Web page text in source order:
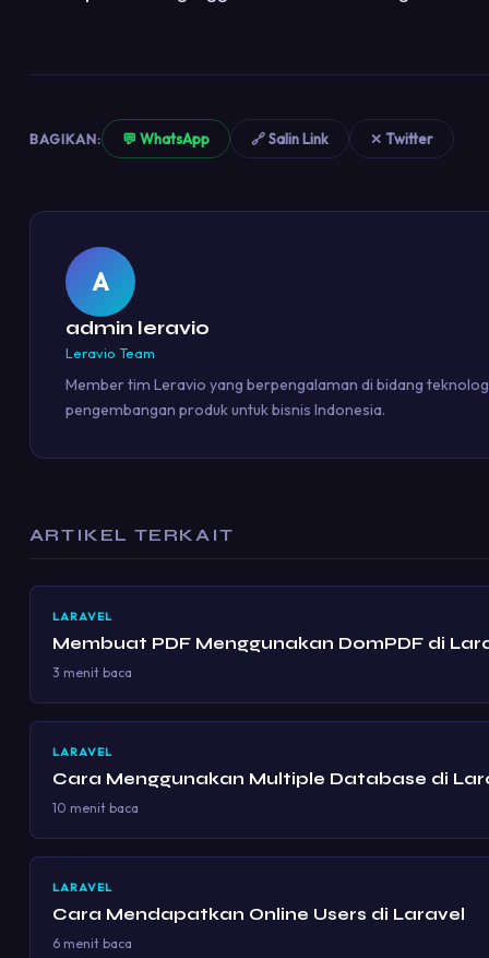
BAGIKAN: 💬 WhatsApp 🔗 Salin Link ✕ Twitter
A
admin leravio
Leravio Team
Member tim Leravio yang berpengalaman di bidang
pengembangan produk untuk bisnis Indonesia.
ARTIKEL TERKAIT
LARAVEL
Membuat PDF Menggunakan DomPDF di
3 menit baca
LARAVEL
Cara Menggunakan Multiple Database di
10 menit baca
LARAVEL
Cara Mendapatkan Online Users di Laravel
6 menit baca